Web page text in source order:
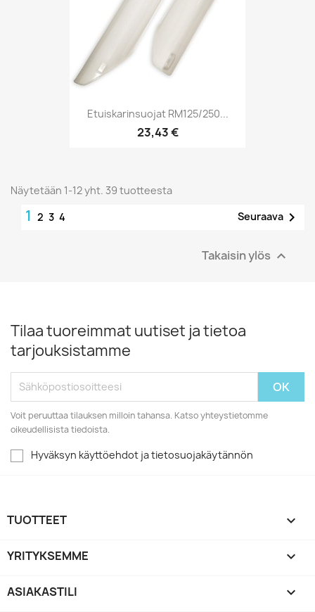
Etuiskarinsuojat RM125/250...
23,43 €
Näytetään 1-12 yht. 39 tuotteesta
1 2 3 4 Seuraava 
Takaisin ylös 
Tilaa tuoreimmat uutiset ja tietoa
tarjouksistamme
Voit peruuttaa tilauksen milloin tahansa. Katso yhteystietomme
oikeudellisista tiedoista.
Hyväksyn käyttöehdot ja tietosuojakäytännön
TUOTTEET 
YRITYKSEMME 
ASIAKASTILI 